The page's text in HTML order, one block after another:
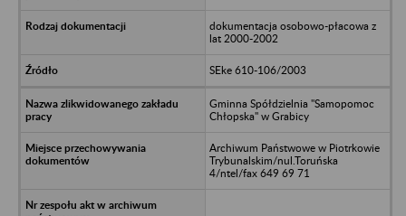
dokumentacja osobowo-płacowa z
lat 2000-2002
SEke 610-106/2003
Gminna Spółdzielnia "Samopomoc
Chłopska" w Grabicy
Archiwum Państwowe w Piotrkowie
Trybunalskim/nul.Toruńska
4/ntel/fax 649 69 71